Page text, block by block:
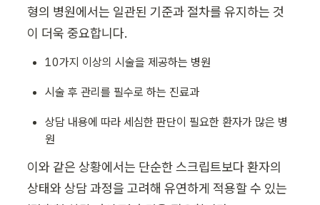
형의 병원에서는 일관된 기준과 절차를 유지하는 것
이 더욱 중요합니다.
10가지 이상의 시술을 제공하는 병원
시술 후 관리를 필수로 하는 진료과
상담 내용에 따라 세심한 판단이 필요한 환자가 많은 병
원
이와 같은 상황에서는 단순한 스크립트보다 환자의
상태와 상담 과정을 고려해 유연하게 적용할 수 있는